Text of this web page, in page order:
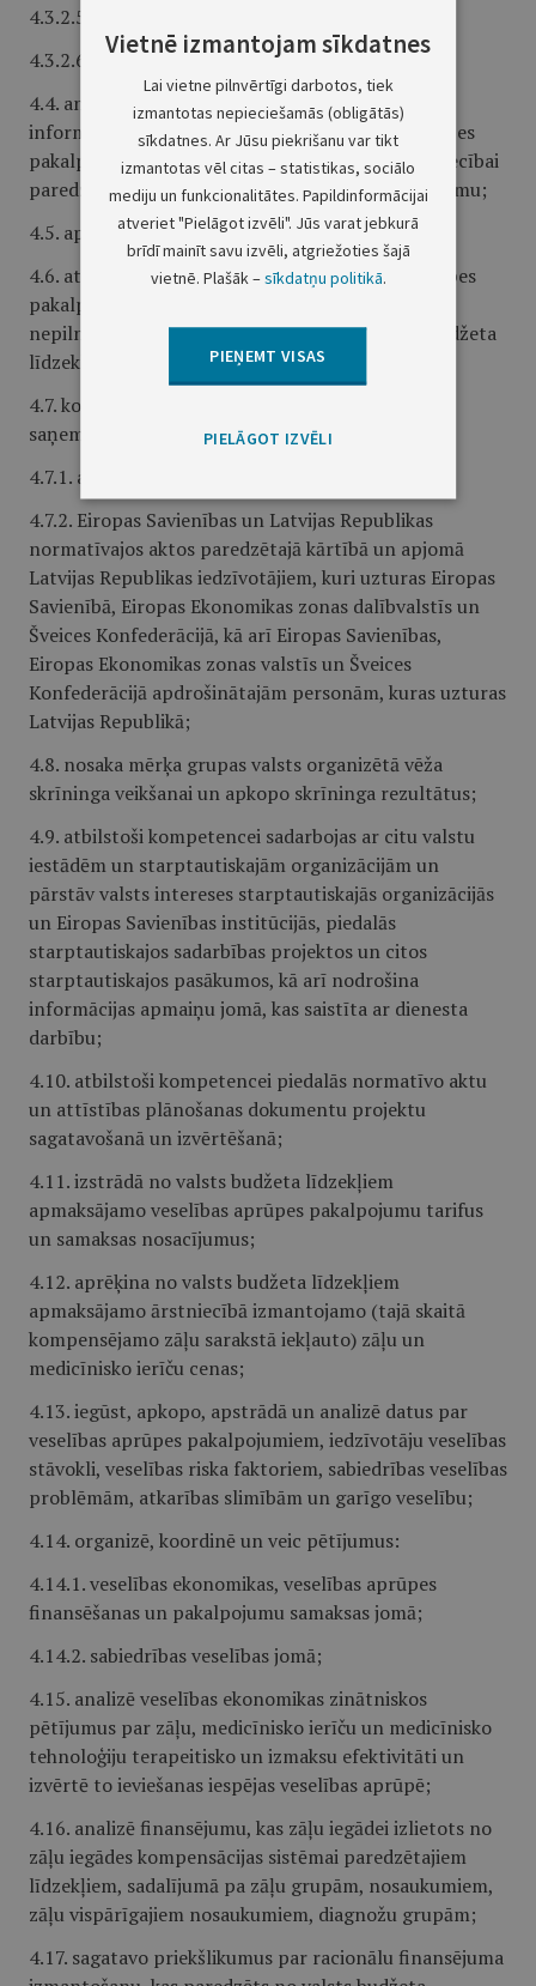
4.3.2.5. datu prezentācijas sistēmu;
4.3.2.6. e-veselības informācijas sistēmu;
4.4. analizē noslēgto līgumu izpildi un apkopo
informāciju par valsts apmaksāto veselības aprūpes
pakalpojumu pieejamību un ambulatorajai ārstniecībai
paredzēto zāļu un medicīnisko ierīču nodrošinājumu;
4.5. apkopo vadības informācijas sistēmas datus;
4.6. atbilstoši kompetencei uzdod veselības aprūpes
pakalpojumu sniedzējiem novērst konstatētās
nepilnības veselības aprūpei paredzēto valsts budžeta
līdzekļu izlietošanā;
4.7. koordinē veselības aprūpes pakalpojumu
saņemšanu:
4.7.1. atbilstoši starptautiskajiem līgumiem;
4.7.2. Eiropas Savienības un Latvijas Republikas
normatīvajos aktos paredzētajā kārtībā un apjomā
Latvijas Republikas iedzīvotājiem, kuri uzturas Eiropas
Savienībā, Eiropas Ekonomikas zonas dalībvalstīs un
Šveices Konfederācijā, kā arī Eiropas Savienības,
Eiropas Ekonomikas zonas valstīs un Šveices
Konfederācijā apdrošinātajām personām, kuras uzturas
Latvijas Republikā;
4.8. nosaka mērķa grupas valsts organizētā vēža
skrīninga veikšanai un apkopo skrīninga rezultātus;
4.9. atbilstoši kompetencei sadarbojas ar citu valstu
iestādēm un starptautiskajām organizācijām un
pārstāv valsts intereses starptautiskajās organizācijās
un Eiropas Savienības institūcijās, piedalās
starptautiskajos sadarbības projektos un citos
starptautiskajos pasākumos, kā arī nodrošina
informācijas apmaiņu jomā, kas saistīta ar dienesta
darbību;
4.10. atbilstoši kompetencei piedalās normatīvo aktu
un attīstības plānošanas dokumentu projektu
sagatavošanā un izvērtēšanā;
4.11. izstrādā no valsts budžeta līdzekļiem
apmaksājamo veselības aprūpes pakalpojumu tarifus
un samaksas nosacījumus;
4.12. aprēķina no valsts budžeta līdzekļiem
apmaksājamo ārstniecībā izmantojamo (tajā skaitā
kompensējamo zāļu sarakstā iekļauto) zāļu un
medicīnisko ierīču cenas;
4.13. iegūst, apkopo, apstrādā un analizē datus par
veselības aprūpes pakalpojumiem, iedzīvotāju veselības
stāvokli, veselības riska faktoriem, sabiedrības veselības
problēmām, atkarības slimībām un garīgo veselību;
4.14. organizē, koordinē un veic pētījumus:
4.14.1. veselības ekonomikas, veselības aprūpes
finansēšanas un pakalpojumu samaksas jomā;
4.14.2. sabiedrības veselības jomā;
4.15. analizē veselības ekonomikas zinātniskos
pētījumus par zāļu, medicīnisko ierīču un medicīnisko
tehnoloģiju terapeitisko un izmaksu efektivitāti un
izvērtē to ieviešanas iespējas veselības aprūpē;
4.16. analizē finansējumu, kas zāļu iegādei izlietots no
zāļu iegādes kompensācijas sistēmai paredzētajiem
līdzekļiem, sadalījumā pa zāļu grupām, nosaukumiem,
zāļu vispārīgajiem nosaukumiem, diagnožu grupām;
4.17. sagatavo priekšlikumus par racionālu finansējuma
Vietnē izmantojam sīkdatnes
Lai vietne pilnvērtīgi darbotos, tiek
izmantotas nepieciešamās (obligātās)
sīkdatnes. Ar Jūsu piekrišanu var tikt
izmantotas vēl citas – statistikas, sociālo
mediju un funkcionalitātes. Papildinformācijai
atveriet "Pielāgot izvēli". Jūs varat jebkurā
brīdī mainīt savu izvēli, atgriežoties šajā
vietnē. Plašāk –sīkdatņu politikā.
PIEŅEMT VISAS
PIELĀGOT IZVĒLI